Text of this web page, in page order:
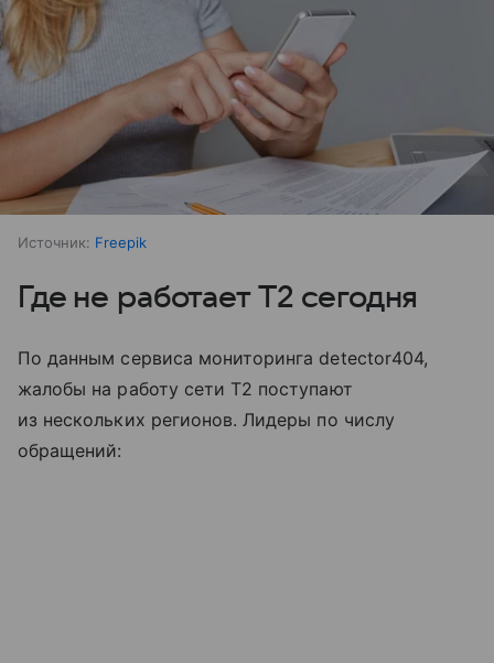
Источник: Freepik
Где не работает T2 сегодня
По данным сервиса мониторинга detector404,
жалобы на работу сети T2 поступают
из нескольких регионов. Лидеры по числу
обращений: